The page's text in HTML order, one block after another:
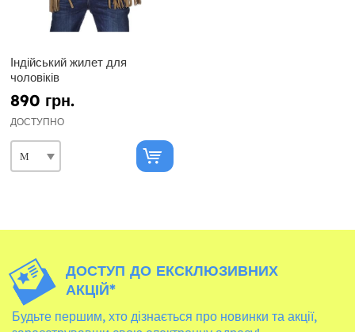
Індійський жилет для
чоловіків
890 грн.
ДОСТУПНО
ДОСТУП ДО ЕКСКЛЮЗИВНИХ
АКЦІЙ*
Будьте першим, хто дізнається про новинки та акції,